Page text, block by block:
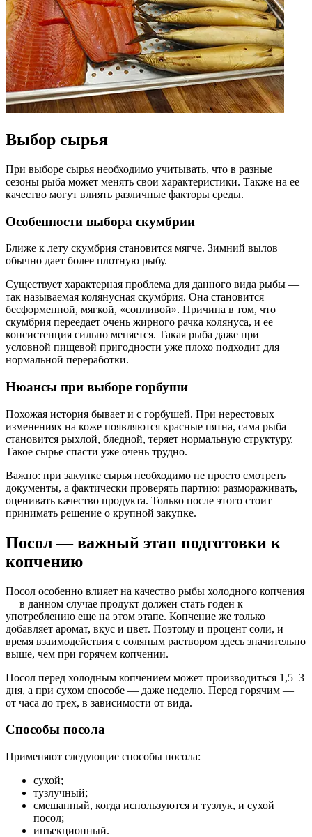
Выбор сырья
При выборе сырья необходимо учитывать, что в разные
сезоны рыба может менять свои характеристики. Также на ее
качество могут влиять различные факторы среды.
Особенности выбора скумбрии
Ближе к лету скумбрия становится мягче. Зимний вылов
обычно дает более плотную рыбу.
Существует характерная проблема для данного вида рыбы —
так называемая колянусная скумбрия. Она становится
бесформенной, мягкой, «сопливой». Причина в том, что
скумбрия переедает очень жирного рачка колянуса, и ее
консистенция сильно меняется. Такая рыба даже при
условной пищевой пригодности уже плохо подходит для
нормальной переработки.
Нюансы при выборе горбуши
Похожая история бывает и с горбушей. При нерестовых
изменениях на коже появляются красные пятна, сама рыба
становится рыхлой, бледной, теряет нормальную структуру.
Такое сырье спасти уже очень трудно.
Важно: при закупке сырья необходимо не просто смотреть
документы, а фактически проверять партию: размораживать,
оценивать качество продукта. Только после этого стоит
принимать решение о крупной закупке.
Посол — важный этап подготовки к
копчению
Посол особенно влияет на качество рыбы холодного копчения
— в данном случае продукт должен стать годен к
употреблению еще на этом этапе. Копчение же только
добавляет аромат, вкус и цвет. Поэтому и процент соли, и
время взаимодействия с соляным раствором здесь значительно
выше, чем при горячем копчении.
Посол перед холодным копчением может производиться 1,5–3
дня, а при сухом способе — даже неделю. Перед горячим —
от часа до трех, в зависимости от вида.
Способы посола
Применяют следующие способы посола:
сухой;
тузлучный;
смешанный, когда используются и тузлук, и сухой
посол;
инъекционный.